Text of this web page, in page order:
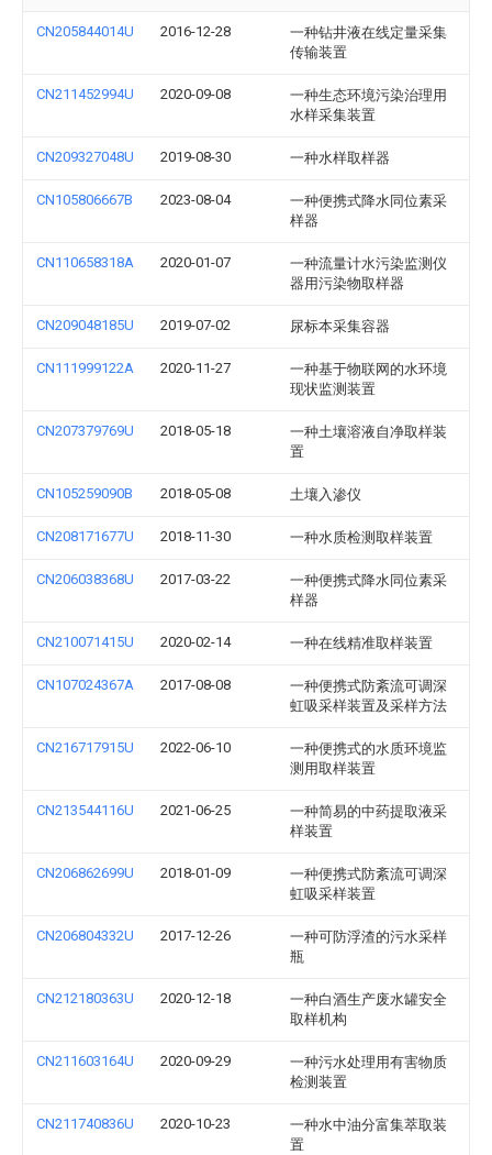
CN205844014U 2016-12-28
一种钻井液在线定量采集
传输装置
CN211452994U 2020-09-08
一种生态环境污染治理用
水样采集装置
CN209327048U 2019-08-30 一种水样取样器
CN105806667B 2023-08-04
一种便携式降水同位素采
样器
CN110658318A 2020-01-07
一种流量计水污染监测仪
器用污染物取样器
CN209048185U 2019-07-02 尿标本采集容器
CN111999122A 2020-11-27
一种基于物联网的水环境
现状监测装置
CN207379769U 2018-05-18
一种土壤溶液自净取样装
置
CN105259090B 2018-05-08 土壤入渗仪
CN208171677U 2018-11-30 一种水质检测取样装置
CN206038368U 2017-03-22
一种便携式降水同位素采
样器
CN210071415U 2020-02-14 一种在线精准取样装置
CN107024367A 2017-08-08
一种便携式防紊流可调深
虹吸采样装置及采样方法
CN216717915U 2022-06-10
一种便携式的水质环境监
测用取样装置
CN213544116U 2021-06-25
一种简易的中药提取液采
样装置
CN206862699U 2018-01-09
一种便携式防紊流可调深
虹吸采样装置
CN206804332U 2017-12-26
一种可防浮渣的污水采样
瓶
CN212180363U 2020-12-18
一种白酒生产废水罐安全
取样机构
CN211603164U 2020-09-29
一种污水处理用有害物质
检测装置
CN211740836U 2020-10-23
一种水中油分富集萃取装
置